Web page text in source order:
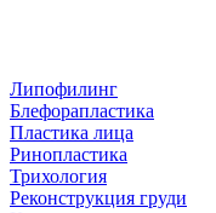
Липофилинг
Блефорапластика
Пластика лица
Ринопластика
Трихология
Реконструкция груди